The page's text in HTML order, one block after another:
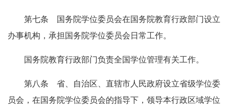
第七条 国务院学位委员会在国务院教育行政部门设立
办事机构，承担国务院学位委员会日常工作。
国务院教育行政部门负责全国学位管理有关工作。
第八条 省、自治区、直辖市人民政府设立省级学位委
员会，在国务院学位委员会的指导下，领导本行政区域学位